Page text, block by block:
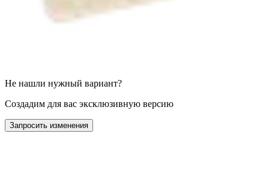
Не нашли нужный вариант?
Создадим для вас эксклюзивную версию
Запросить изменения